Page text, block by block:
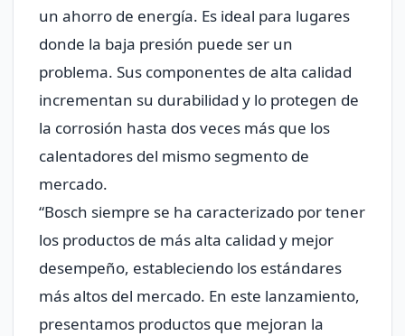
un ahorro de energía. Es ideal para lugares
donde la baja presión puede ser un
problema. Sus componentes de alta calidad
incrementan su durabilidad y lo protegen de
la corrosión hasta dos veces más que los
calentadores del mismo segmento de
mercado.
“Bosch siempre se ha caracterizado por tener
los productos de más alta calidad y mejor
desempeño, estableciendo los estándares
más altos del mercado. En este lanzamiento,
presentamos productos que mejoran la